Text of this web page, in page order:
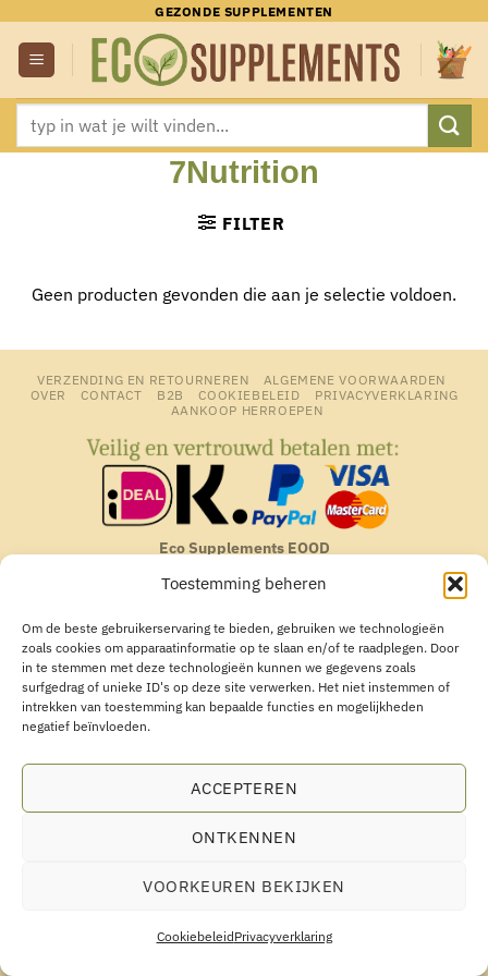
Toestemming beheren
Om de beste gebruikerservaring te bieden, gebruiken we technologieën
zoals cookies om apparaatinformatie op te slaan en/of te raadplegen. Door
in te stemmen met deze technologieën kunnen we gegevens zoals
surfgedrag of unieke ID's op deze site verwerken. Het niet instemmen of
intrekken van toestemming kan bepaalde functies en mogelijkheden
negatief beïnvloeden.
ACCEPTEREN
ONTKENNEN
VOORKEUREN BEKIJKEN
CookiebeleidPrivacyverklaring
naar
inhoud
GEZONDE SUPPLEMENTEN
Zoeken
naar:
7Nutrition
FILTER
Geen producten gevonden die aan je selectie voldoen.
VERZENDING EN RETOURNEREN
ALGEMENE VOORWAARDEN
OVER
CONTACT B2B COOKIEBELEID
PRIVACYVERKLARING
AANKOOP HERROEPEN
Eco Supplements EOOD
Antim I Street, No. 14, fl. 2, law office, 1303 Sofia, Bulgarien
Registratienummer (EIK/UIC/TIN): 207958071 · BTW-nummer:
BG207958071
Tel:+46 720 251 636· E-mail:support@ecosupplements.eu
Geschillen:De Geschillencommissie · Grensoverschrijdend: ECC-Net
Voedingssupplementen zijn geen vervanging voor een gevarieerde en evenwichtige voeding.
Buiten bereik van kinderen bewaren.